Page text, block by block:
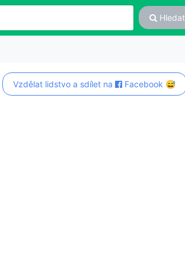
Hledat
Vzdělat lidstvo a sdílet na Facebook 😅